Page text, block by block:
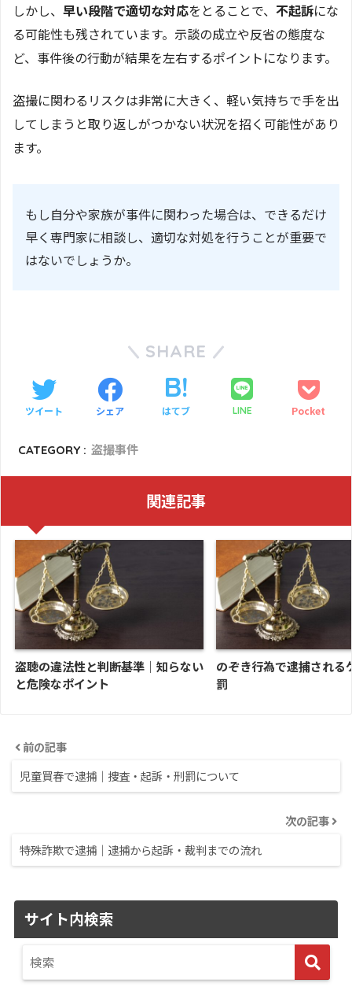
しかし、 早い段階で適切な対応をとることで、 不起訴にな
る可能性も残されています。示談の成立や反省の態度な
ど、事件後の行動が結果を左右するポイントになります。
盗撮に関わるリスクは非常に大きく、軽い気持ちで手を出
してしまうと取り返しがつかない状況を招く可能性があり
ます。
もし自分や家族が事件に関わった場合は、できるだけ
早く専門家に相談し、適切な対処を行うことが重要で
はないでしょうか。
SHARE
ツイート シェア はてブ LINE Pocket
CATEGORY : 盗撮事件
関連記事
盗聴の違法性と判断基準｜知らない
と危険なポイント
のぞき行為で逮捕される
罰
前の記事
児童買春で逮捕｜捜査・起訴・刑罰について
次の記事
特殊詐欺で逮捕｜逮捕から起訴・裁判までの流れ
サイト内検索